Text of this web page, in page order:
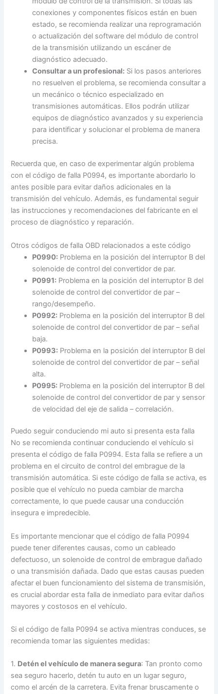
conexiones y componentes físicos están en buen
estado, se recomienda realizar una reprogramación
o actualización del software del módulo de control
de la transmisión utilizando un escáner de
diagnóstico adecuado.
Consultar a un profesional: Si los pasos anteriores
no resuelven el problema, se recomienda consultar a
un mecánico o técnico especializado en
transmisiones automáticas. Ellos podrán utilizar
equipos de diagnóstico avanzados y su experiencia
para identificar y solucionar el problema de manera
precisa.
Recuerda que, en caso de experimentar algún problema
con el código de falla P0994, es importante abordarlo lo
antes posible para evitar daños adicionales en la
transmisión del vehículo. Además, es fundamental seguir
las instrucciones y recomendaciones del fabricante en el
proceso de diagnóstico y reparación.
Otros códigos de falla OBD relacionados a este código
P0990: Problema en la posición del interruptor B del
solenoide de control del convertidor de par.
P0991: Problema en la posición del interruptor B del
solenoide de control del convertidor de par –
rango/desempeño.
P0992: Problema en la posición del interruptor B del
solenoide de control del convertidor de par – señal
baja.
P0993: Problema en la posición del interruptor B del
solenoide de control del convertidor de par – señal
alta.
P0995: Problema en la posición del interruptor B del
solenoide de control del convertidor de par y sensor
de velocidad del eje de salida – correlación.
Puedo seguir conduciendo mi auto si presenta esta falla
No se recomienda continuar conduciendo el vehículo si
presenta el código de falla P0994. Esta falla se refiere a un
problema en el circuito de control del embrague de la
transmisión automática. Si este código de falla se activa, es
posible que el vehículo no pueda cambiar de marcha
correctamente, lo que puede causar una conducción
insegura e impredecible.
Es importante mencionar que el código de falla P0994
puede tener diferentes causas, como un cableado
defectuoso, un solenoide de control de embrague dañado
o una transmisión dañada. Dado que estas causas pueden
afectar el buen funcionamiento del sistema de transmisión,
es crucial abordar esta falla de inmediato para evitar daños
mayores y costosos en el vehículo.
Si el código de falla P0994 se activa mientras conduces, se
recomienda tomar las siguientes medidas:
1. Detén el vehículo de manera segura: Tan pronto como
sea seguro hacerlo, detén tu auto en un lugar seguro,
como el arcén de la carretera. Evita frenar bruscamente o